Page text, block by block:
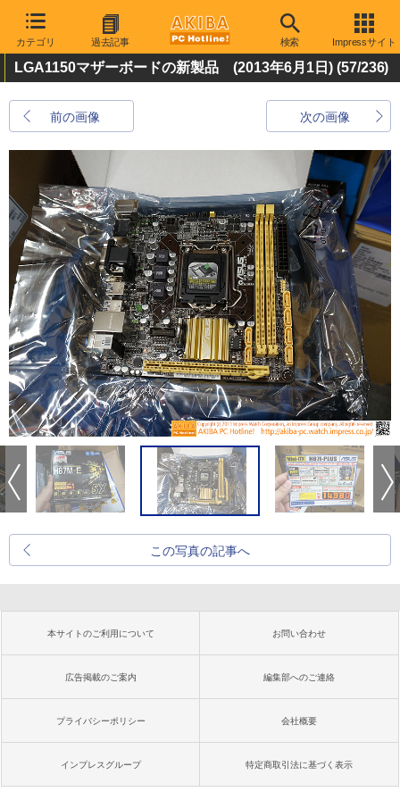
カテゴリ 過去記事 検索 Impressサイト
LGA1150マザーボードの新製品 (2013年6月1日) (57/236)
前の画像 次の画像
この写真の記事へ
本サイトのご利用について お問い合わせ
広告掲載のご案内 編集部へのご連絡
プライバシーポリシー 会社概要
インプレスグループ 特定商取引法に基づく表示